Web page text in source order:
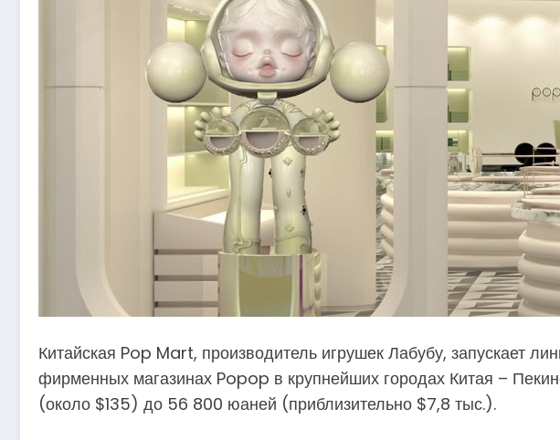
Китайская Pop Mart, производитель игрушек Лабубу, запускает
фирменных магазинах Popop в крупнейших городах Китая –
(около $135) до 56 800 юаней (приблизительно $7,8 тыс.).